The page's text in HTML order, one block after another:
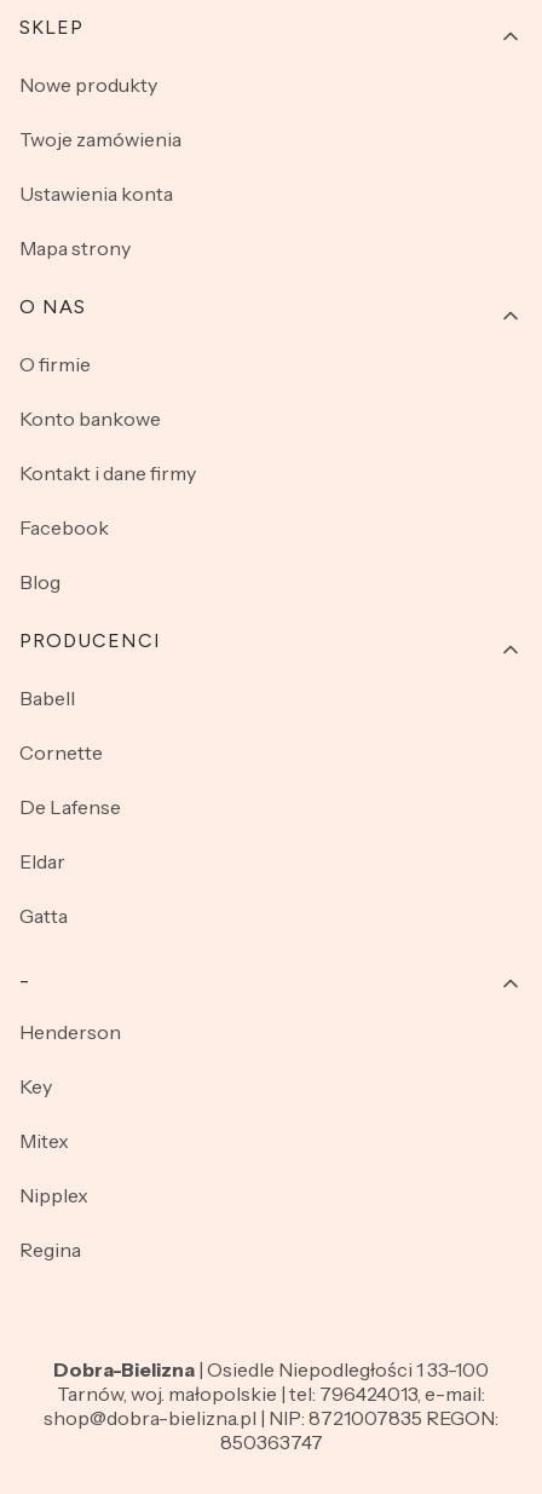
na rynku producentami bielizny nocnej. Wśród nich
znajdują się takie marki jak Cornette, Regina czy też Taro.
SKLEP
Nowe produkty
Twoje zamówienia
Ustawienia konta
Mapa strony
O NAS
O firmie
Konto bankowe
Kontakt i dane firmy
Facebook
Blog
PRODUCENCI
Babell
Cornette
De Lafense
Eldar
Gatta
Henderson
Key
Mitex
Nipplex
Regina
Dobra-Bielizna | Osiedle Niepodległości 1 33-100
Tarnów, woj. małopolskie | tel: 796424013, e-mail:
shop@dobra-bielizna.pl | NIP: 8721007835 REGON:
850363747